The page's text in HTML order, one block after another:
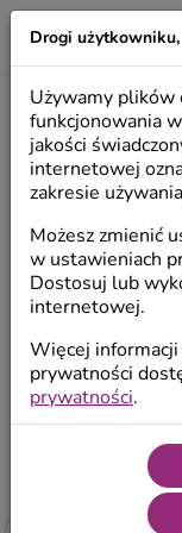
LILIO
PREZENTY
Prezenty na I
Św.
Prezenty na
Drogi użytkowniku,
Używamy plików
funkcjonowania
jakości
internetowej
zakresie
Możesz zmienić
w ustawieniach
Dostosuj lub
internetowej.
Więcej
prywatności
prywatności.